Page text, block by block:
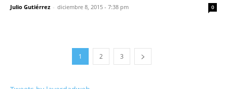
Julio Gutiérrez - diciembre 8, 2015 - 7:38 pm 0
1 2 3